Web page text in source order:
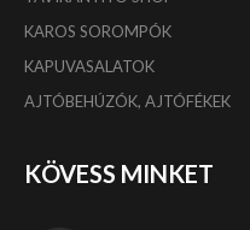
KAROS SOROMPÓK
KAPUVASALATOK
AJTÓBEHÚZÓK, AJTÓFÉKEK
KÖVESS MINKET